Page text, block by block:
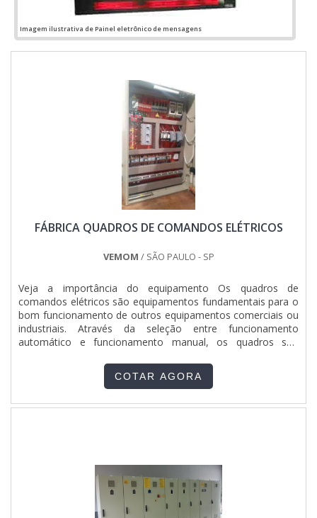
QUALIDADE NO SEGMENTOApenas na Jumper Soluções
montagem de quadros elétricos. São diversas opções de
itens oferecidos, como painel de comando elétrico e quadro
padrões possíveis por contar com escritório de alta
qualidade onde são realizadas as atividades e departamento
técnico de engenharia e projetos com capacidade para
atender diversos tipos de serviços.Todos esses fatores,
agregados a uma equipe multidisciplinar de consultores
associados e profissionais qualificados, comprovam sua
essência de trazer o melhor para todos os clientes....
Imagem ilustrativa de Painel eletrônico de mensagens
FÁBRICA QUADROS DE COMANDOS ELÉTRICOS
VEMOM / SÃO PAULO - SP
Veja a importância do equipamento Os quadros de
comandos elétricos são equipamentos fundamentais para o
bom funcionamento de outros equipamentos comerciais ou
industriais. Através da seleção entre funcionamento
automático e funcionamento manual, os quadros são
equipamento. Os equipamentos também são responsáveis
por protegerem os equipamentos contra eventuais faltas de
COTAR AGORA